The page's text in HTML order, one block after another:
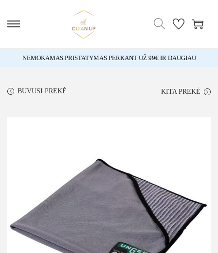
NEMOKAMAS PRISTATYMAS PERKANT UŽ 99€ IR DAUGIAU
BUVUSI PREKĖ KITA PREKĖ